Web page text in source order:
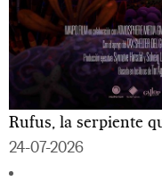
Rufus, la serpiente
24-07-2026